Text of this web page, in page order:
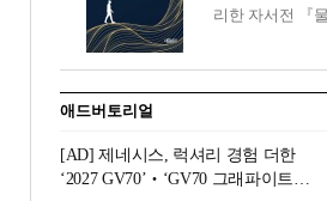
다.단테는 지옥
록 고문은 새로
0년의 과도기는
정화와 성장의
리한 자서전 『
통 관료 출신으
주요 변곡점마
을 하고 금융
족적을 남긴 김
세대에게 전하
담은 인생 노트
애드버토리얼
[AD] 제네시스, 럭셔리 경험 더한
‘2027 GV70’‧‘GV70 그래파이트’